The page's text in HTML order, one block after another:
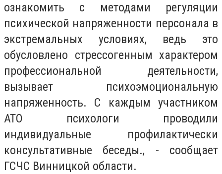
ознакомить с методами регуляции
психической напряженности персонала в
экстремальных условиях, ведь это
обусловлено стрессогенным характером
профессиональной деятельности,
вызывает психоэмоциональную
напряженность. С каждым участником
АТО психологи проводили
индивидуальные профилактически
консультативные беседы., - сообщает
ГСЧС Винницкой области.